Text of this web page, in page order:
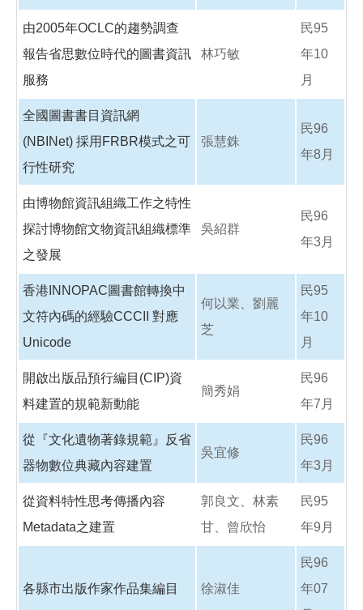
由2005年OCLC的趨勢調查
報告省思數位時代的圖書資訊
服務
林巧敏
民95
年10
月
全國圖書書目資訊網
(NBINet) 採用FRBR模式之可
行性研究
張慧銖
民96
年8月
由博物館資訊組織工作之特性
探討博物館文物資訊組織標準
之發展
吳紹群
民96
年3月
香港INNOPAC圖書館轉換中
文符內碼的經驗CCCII 對應
Unicode
何以業、劉麗
芝
民95
年10
月
開啟出版品預行編目(CIP)資
料建置的規範新動能
簡秀娟
民96
年7月
從『文化遺物著錄規範』反省
器物數位典藏內容建置
吳宜修
民96
年3月
從資料特性思考傳播內容
Metadata之建置
郭良文、林素
甘、曾欣怡
民95
年9月
各縣市出版作家作品集編目 徐淑佳
民96
年07